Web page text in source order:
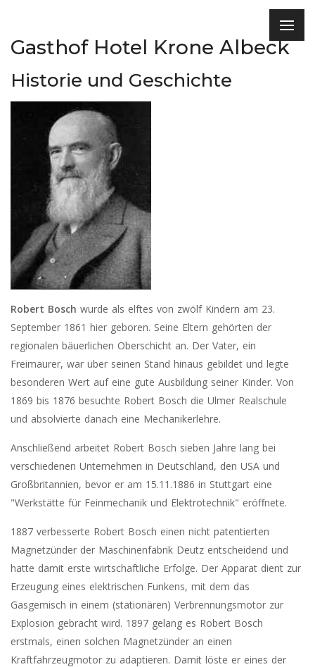
Gasthof Hotel Krone Albeck
Historie und Geschichte
Robert Bosch wurde als elftes von zwölf Kindern am 23.
September 1861 hier geboren. Seine Eltern gehörten der
regionalen bäuerlichen Oberschicht an. Der Vater, ein
Freimaurer, war über seinen Stand hinaus gebildet und legte
besonderen Wert auf eine gute Ausbildung seiner Kinder. Von
1869 bis 1876 besuchte Robert Bosch die Ulmer Realschule
und absolvierte danach eine Mechanikerlehre.
Anschließend arbeitet Robert Bosch sieben Jahre lang bei
verschiedenen Unternehmen in Deutschland, den USA und
Großbritannien, bevor er am 15.11.1886 in Stuttgart eine
"Werkstätte für Feinmechanik und Elektrotechnik" eröffnete.
1887 verbesserte Robert Bosch einen nicht patentierten
Magnetzünder der Maschinenfabrik Deutz entscheidend und
hatte damit erste wirtschaftliche Erfolge. Der Apparat dient zur
Erzeugung eines elektrischen Funkens, mit dem das
Gasgemisch in einem (stationären) Verbrennungsmotor zur
Explosion gebracht wird. 1897 gelang es Robert Bosch
erstmals, einen solchen Magnetzünder an einen
Kraftfahrzeugmotor zu adaptieren. Damit löste er eines der